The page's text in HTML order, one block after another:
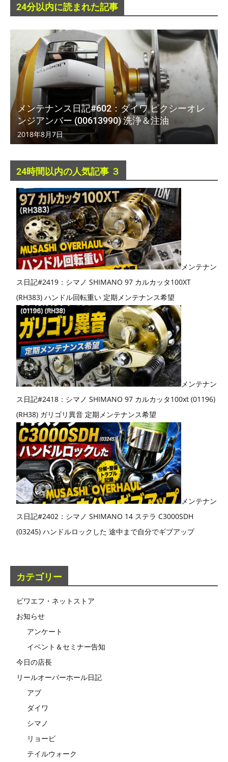
24分以内に読まれた記事
メンテナンス日記#602：ダイワ ピクシーオレ
ンジアンバー (00613990) 洗浄＆注油
2018年8月7日
24時間以内の人気記事 ３
メンテナン
ス日記#2419：シマノ SHIMANO 97 カルカッタ100XT
(RH383) ハンドル回転重い 定期メンテナンス希望
メンテナン
ス日記#2418：シマノ SHIMANO 97 カルカッタ100xt (01196)
(RH38) ガリゴリ異音 定期メンテナンス希望
メンテナン
ス日記#2402：シマノ SHIMANO 14 ステラ C3000SDH
(03245) ハンドルロックした 途中まで自分でギブアップ
カテゴリー
ビワエフ・ネットストア
お知らせ
アンケート
イベント＆セミナー告知
今日の店長
リールオーバーホール日記
アブ
ダイワ
シマノ
リョービ
テイルウォーク